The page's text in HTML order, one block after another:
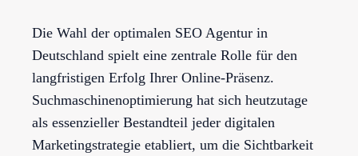
Die Wahl der optimalen SEO Agentur in
Deutschland spielt eine zentrale Rolle für den
langfristigen Erfolg Ihrer Online-Präsenz.
Suchmaschinenoptimierung hat sich heutzutage
als essenzieller Bestandteil jeder digitalen
Marketingstrategie etabliert, um die Sichtbarkeit